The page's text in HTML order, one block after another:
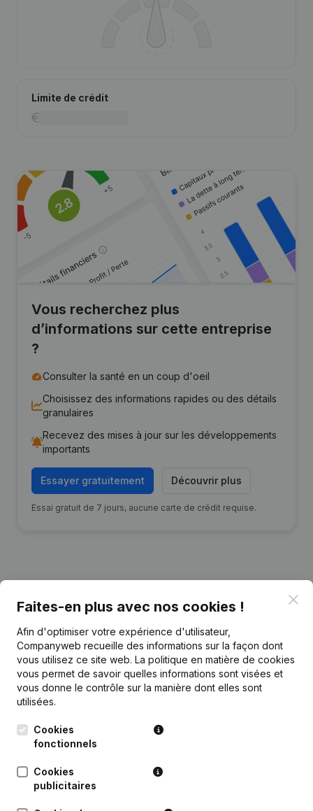
Limite de crédit
Vous recherchez plus
d’informations sur cette entreprise
?
Consulter la santé en un coup d'oeil
Choisissez des informations rapides ou des détails
granulaires
Recevez des mises à jour sur les développements
importants
Essayer gratuitement Découvrir plus
Essai gratuit de 7 jours, aucune carte de crédit requise.
Date Publication
03-02-2026 Siège Social(NL)
Succursale, etc...)
Faites-en plus avec nos cookies !
Afin d'optimiser votre expérience d'utilisateur,
Companyweb recueille des informations sur la façon dont
vous utilisez ce site web. La politique en matière de cookies
vous permet de savoir quelles informations sont visées et
vous donne le contrôle sur la manière dont elles sont
utilisées.
Cookies
fonctionnels
Cookies
publicitaires